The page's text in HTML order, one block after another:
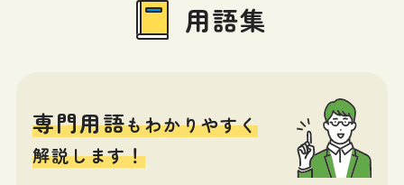
用語集
専門用語もわかりやすく
解説します！